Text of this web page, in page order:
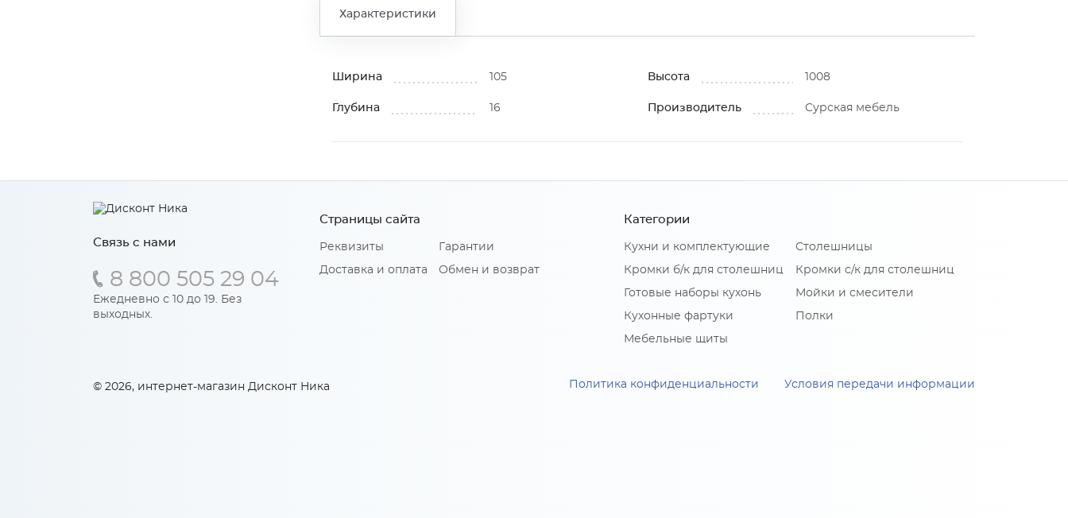
Характеристики
Ширина 105 Высота 1008
Глубина 16 Производитель Сурская мебель
Связь с нами
8 800 505 29 04
Ежедневно с 10 до 19. Без
выходных.
Страницы сайта
Реквизиты
Доставка и оплата
Гарантии
Обмен и возврат
Категории
Кухни и комплектующие
Кромки б/к для столешниц
Готовые наборы кухонь
Кухонные фартуки
Мебельные щиты
Столешницы
Кромки с/к для столешниц
Мойки и смесители
Полки
© 2026, интернет-магазин Дисконт Ника Политика конфиденциальности Условия передачи информации